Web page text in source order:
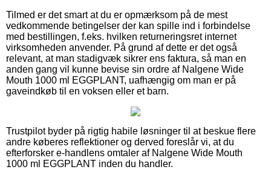
Tilmed er det smart at du er opmærksom på de mest
vedkommende betingelser der kan spille ind i forbindelse
med bestillingen, f.eks. hvilken returneringsret internet
virksomheden anvender. På grund af dette er det også
relevant, at man stadigvæk sikrer ens faktura, så man en
anden gang vil kunne bevise sin ordre af Nalgene Wide
Mouth 1000 ml EGGPLANT, uafhængig om man er på
gaveindkøb til en voksen eller et barn.
Trustpilot byder på rigtig habile løsninger til at beskue flere
andre køberes reflektioner og derved foreslår vi, at du
efterforsker e-handlens omtaler af Nalgene Wide Mouth
1000 ml EGGPLANT inden du handler.